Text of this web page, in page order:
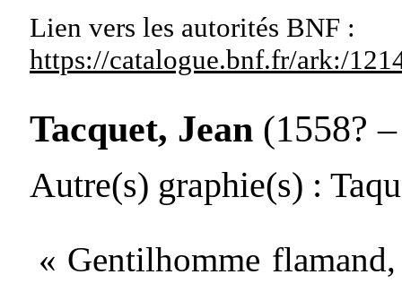
Lien vers les autorités BNF :
https://catalogue.bnf.fr/ark:/
Tacquet, Jean (1558?
Autre(s) graphie(s) :
« Gentilhomme